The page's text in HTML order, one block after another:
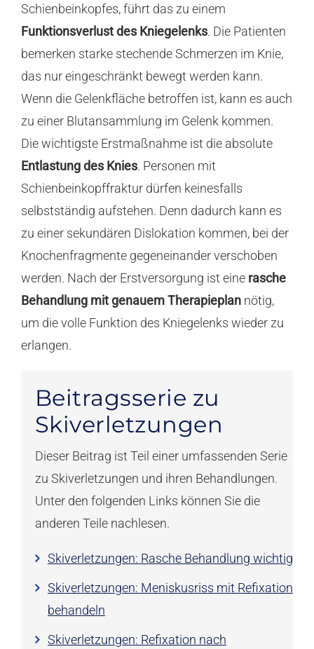
Schienbeinkopfes, führt das zu einem
Funktionsverlust des Kniegelenks. Die Patienten
bemerken starke stechende Schmerzen im Knie,
das nur eingeschränkt bewegt werden kann.
Wenn die Gelenkfläche betroffen ist, kann es auch
zu einer Blutansammlung im Gelenk kommen.
Die wichtigste Erstmaßnahme ist die absolute
Entlastung des Knies. Personen mit
Schienbeinkopffraktur dürfen keinesfalls
selbstständig aufstehen. Denn dadurch kann es
zu einer sekundären Dislokation kommen, bei der
Knochenfragmente gegeneinander verschoben
werden. Nach der Erstversorgung ist eine rasche
Behandlung mit genauem Therapieplannötig,
um die volle Funktion des Kniegelenks wieder zu
erlangen.
Beitragsserie zu
Skiverletzungen
Dieser Beitrag ist Teil einer umfassenden Serie
zu Skiverletzungen und ihren Behandlungen.
Unter den folgenden Links können Sie die
anderen Teile nachlesen.
Skiverletzungen: Rasche Behandlung wichtig
Skiverletzungen: Meniskusriss mit Refixation
behandeln
Skiverletzungen: Refixation nach